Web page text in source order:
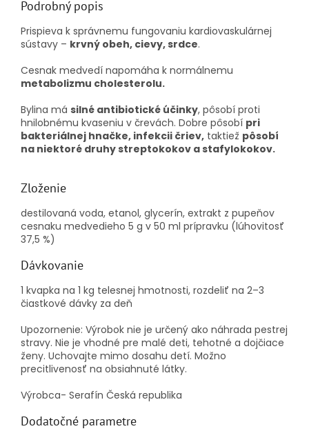
Podrobný popis
Prispieva k správnemu fungovaniu kardiovaskulárnej
sústavy – krvný obeh, cievy, srdce.
Cesnak medvedí napomáha k normálnemu
metabolizmu cholesterolu.
Bylina má silné antibiotické účinky, pôsobí proti
hnilobnému kvaseniu v črevách. Dobre pôsobí pri
bakteriálnej hnačke, infekcii čriev, taktiež pôsobí
na niektoré druhy streptokokov a stafylokokov.
Zloženie
destilovaná voda, etanol, glycerín, extrakt z pupeňov
cesnaku medvedieho 5 g v 50 ml prípravku (lúhovitosť
37,5 %)
Dávkovanie
1 kvapka na 1 kg telesnej hmotnosti, rozdeliť na 2–3
čiastkové dávky za deň
Upozornenie: Výrobok nie je určený ako náhrada pestrej
stravy. Nie je vhodné pre malé deti, tehotné a dojčiace
ženy. Uchovajte mimo dosahu detí. Možno
precitlivenosť na obsiahnuté látky.
Výrobca- Serafín Česká republika
Dodatočné parametre